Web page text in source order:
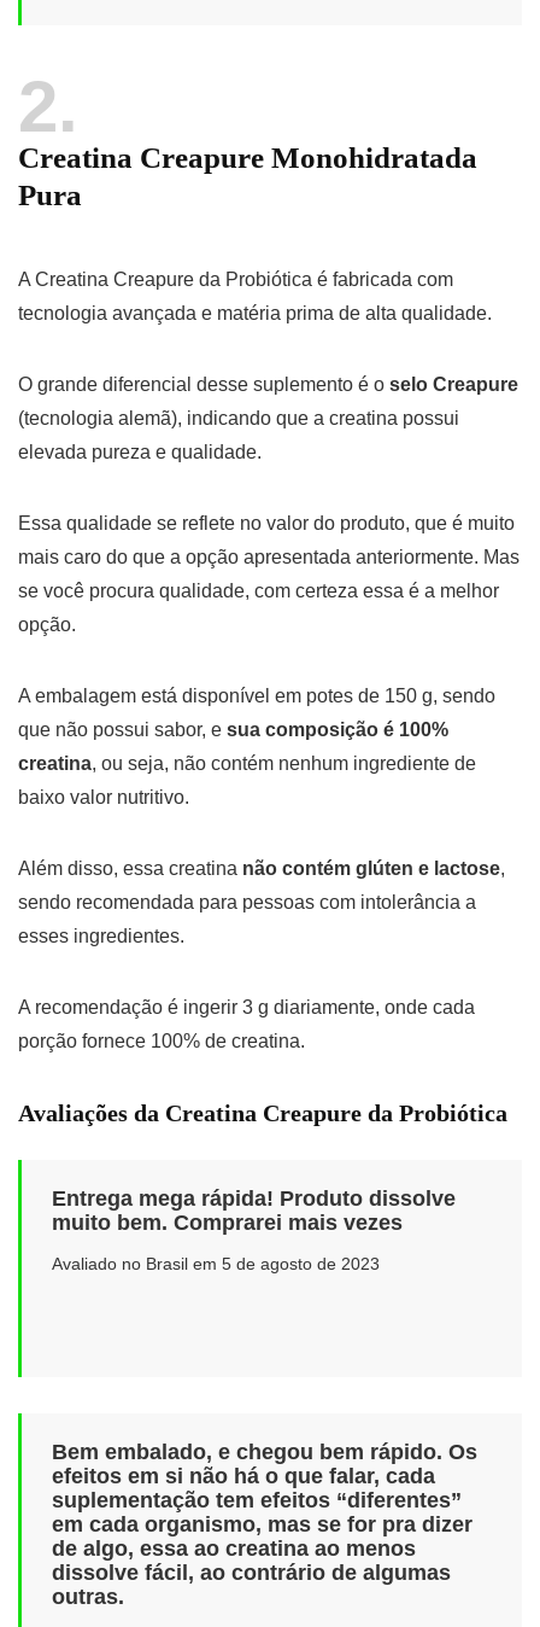
2
Creatina Creapure Monohidratada
Pura
A Creatina Creapure da Probiótica é fabricada com
tecnologia avançada e matéria prima de alta qualidade.
O grande diferencial desse suplemento é o selo Creapure
(tecnologia alemã), indicando que a creatina possui
elevada pureza e qualidade.
Essa qualidade se reflete no valor do produto, que é muito
mais caro do que a opção apresentada anteriormente. Mas
se você procura qualidade, com certeza essa é a melhor
opção.
A embalagem está disponível em potes de 150 g, sendo
que não possui sabor, e sua composição é 100%
creatina, ou seja, não contém nenhum ingrediente de
baixo valor nutritivo.
Além disso, essa creatina não contém glúten e lactose,
sendo recomendada para pessoas com intolerância a
esses ingredientes.
A recomendação é ingerir 3 g diariamente, onde cada
porção fornece 100% de creatina.
Avaliações da Creatina Creapure da Probiótica
Entrega mega rápida! Produto dissolve
muito bem. Comprarei mais vezes
Avaliado no Brasil em 5 de agosto de 2023
Bem embalado, e chegou bem rápido. Os
efeitos em si não há o que falar, cada
suplementação tem efeitos “diferentes”
em cada organismo, mas se for pra dizer
de algo, essa ao creatina ao menos
dissolve fácil, ao contrário de algumas
outras.